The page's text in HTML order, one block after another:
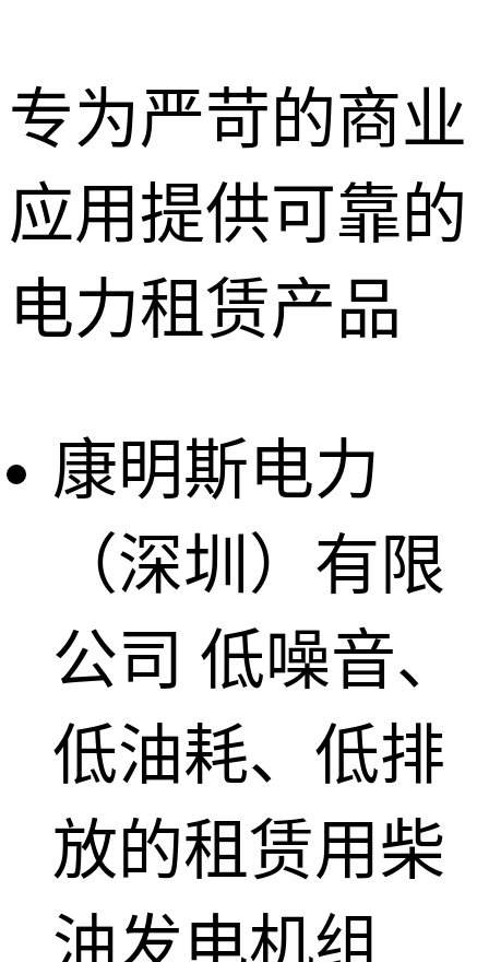
专为严苛的商业
应用提供可靠的
电力租赁产品
康明斯电力
（深圳）有限
公司 低噪音、
低油耗、低排
放的租赁用柴
油发电机组
深圳租赁服
惠州租赁服
务
东莞租赁服